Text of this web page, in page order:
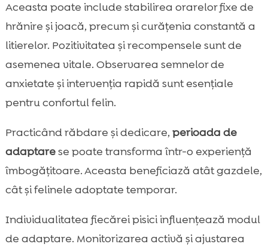
Aceasta poate include stabilirea orarelor fixe de
hrănire și joacă, precum și curățenia constantă a
litierelor. Pozitivitatea și recompensele sunt de
asemenea vitale. Observarea semnelor de
anxietate și intervenția rapidă sunt esențiale
pentru confortul felin.
Practicând răbdare și dedicare, perioada de
adaptarese poate transforma într-o experiență
îmbogățitoare. Aceasta beneficiază atât gazdele,
cât și felinele adoptate temporar.
Individualitatea fiecărei pisici influențează modul
de adaptare. Monitorizarea activă și ajustarea